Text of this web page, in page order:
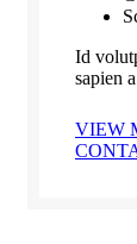
Id
sapien
VIEW